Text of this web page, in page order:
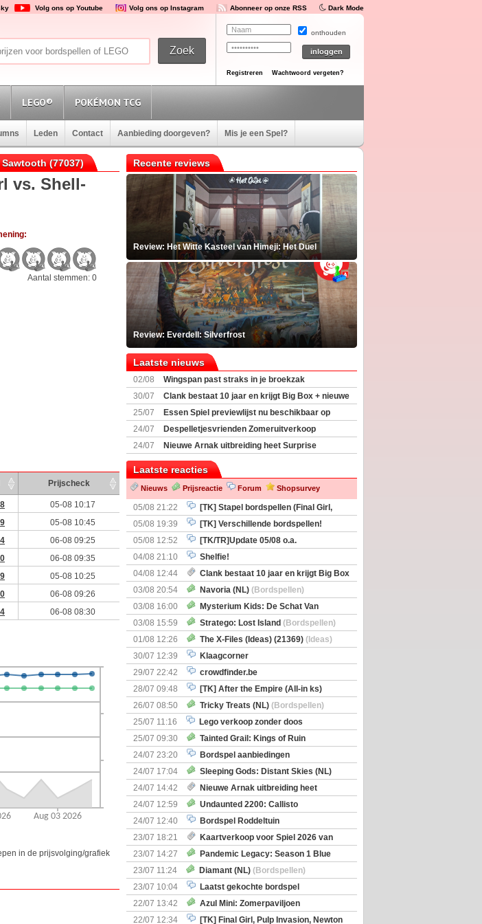
Volg ons op Youtube Volg ons op Instagram Abonneer op onze RSS Dark Mode
onthouden
Registreren Wachtwoord vergeten?
LEGO® POKÉMON TCG
Leden Contact Aanbieding doorgeven? Mis je een Spel?
(77037)
vs. Shell-
Aantal stemmen: 0
Prijscheck
05-08 10:17
05-08 10:45
06-08 09:25
06-08 09:35
05-08 10:25
06-08 09:26
06-08 08:30
in de prijsvolging/grafiek
Recente reviews
Review: Het Witte Kasteel van Himeji: Het Duel
Review: Everdell: Silverfrost
Laatste nieuws
02/08
Wingspan past straks in je broekzak
30/07
Clank bestaat 10 jaar en krijgt Big Box + nieuwe
uitbreiding
25/07
Essen Spiel previewlijst nu beschikbaar op
Boardgamegeek
24/07
Despelletjesvrienden Zomeruitverkoop
weekend van start
24/07
Nieuwe Arnak uitbreiding heet Surprise
Laatste reacties
Nieuws Prijsreactie Forum Shopsurvey
05/08 21:22
[TK] Stapel bordspellen (Final Girl,
Nemesis Retaliation, Zombicide Invader)
05/08 19:39
[TK] Verschillende bordspellen!
05/08 12:52
[TK/TR]Update 05/08 o.a.
Prijsverlagingen, Imperium Horizons, 20 Strong
04/08 21:10
Shelfie!
04/08 12:44
Clank bestaat 10 jaar en krijgt Big Box
+ nieuwe uitbreiding
03/08 20:54 Navoria (NL) (Bordspellen)
03/08 16:00
Mysterium Kids: De Schat Van
Kapitein Boe
(Bordspellen)
03/08 15:59 Stratego: Lost Island (Bordspellen)
01/08 12:26
The X-Files (Ideas) (21369) (Ideas)
30/07 12:39
Klaagcorner
29/07 22:42
crowdfinder.be
28/07 09:48
[TK] After the Empire (All-in ks)
26/07 08:50
Tricky Treats (NL) (Bordspellen)
25/07 11:16
Lego verkoop zonder doos
25/07 09:30
Tainted Grail: Kings of Ruin
Uitbreiding: Wyrd Encounters(Bordspellen)
24/07 23:20
Bordspel aanbiedingen
24/07 17:04
Sleeping Gods: Distant Skies (NL)
(Bordspellen)
24/07 14:42
Nieuwe Arnak uitbreiding heet
Surprise Shipments
24/07 12:59
Undaunted 2200: Callisto
(Bordspellen)
24/07 12:40
Bordspel Roddeltuin
23/07 18:21
Kaartverkoop voor Spiel 2026 van
start
23/07 14:27
Pandemic Legacy: Season 1 Blue
(Bordspellen)
23/07 11:24 Diamant (NL) (Bordspellen)
23/07 10:04
Laatst gekochte bordspel
22/07 13:42
Azul Mini: Zomerpaviljoen
(Bordspellen)
22/07 12:34 [TK] Final Girl, Pulp Invasion, Newton